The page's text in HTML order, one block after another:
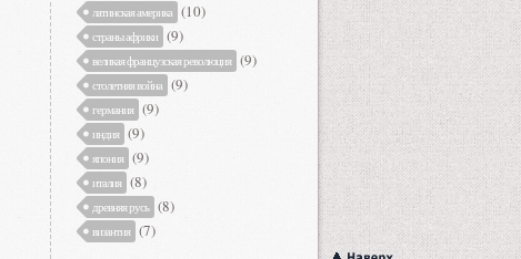
латинская америка (10)
страны африки (9)
великая французская революция (9)
столетняя война (9)
германия (9)
индия (9)
япония (9)
италия (8)
древняя русь (8)
византия (7)